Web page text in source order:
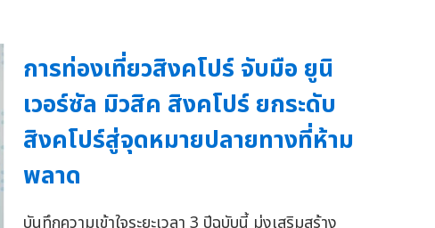
การท่องเที่ยวสิงคโปร์ จับมือ ยูนิ
เวอร์ซัล มิวสิค สิงคโปร์ ยกระดับ
สิงคโปร์สู่จุดหมายปลายทางที่ห้าม
พลาด